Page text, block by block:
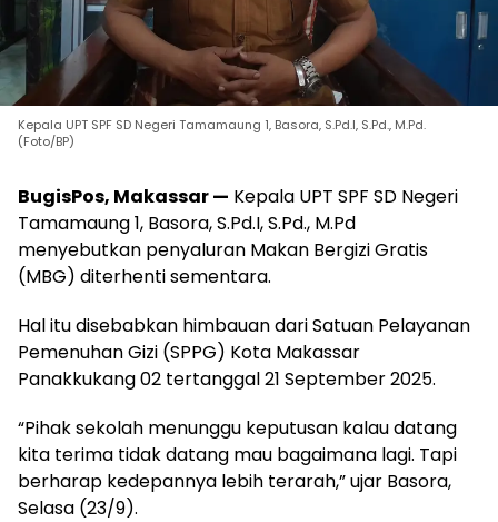
Kepala UPT SPF SD Negeri Tamamaung 1, Basora, S.Pd.I, S.Pd., M.Pd.
(Foto/BP)
BugisPos, Makassar — Kepala UPT SPF SD Negeri
Tamamaung 1, Basora, S.Pd.I, S.Pd., M.Pd
menyebutkan penyaluran Makan Bergizi Gratis
(MBG) diterhenti sementara.
Hal itu disebabkan himbauan dari Satuan Pelayanan
Pemenuhan Gizi (SPPG) Kota Makassar
Panakkukang 02 tertanggal 21 September 2025.
“Pihak sekolah menunggu keputusan kalau datang
kita terima tidak datang mau bagaimana lagi. Tapi
berharap kedepannya lebih terarah,” ujar Basora,
Selasa (23/9).